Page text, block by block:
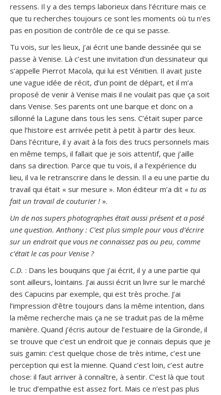
ressens. Il y a des temps laborieux dans l’écriture mais ce
que tu recherches toujours ce sont les moments où tu n’es
pas en position de contrôle de ce qui se passe.
Tu vois, sur les lieux, j’ai écrit une bande dessinée qui se
passe à Venise. Là c’est une invitation d’un dessinateur qui
s’appelle Pierrot Macola, qui lui est Vénitien. Il avait juste
une vague idée de récit, d’un point de départ, et il m’a
proposé de venir à Venise mais il ne voulait pas que ça soit
dans Venise. Ses parents ont une barque et donc on a
sillonné la Lagune dans tous les sens. C’était super parce
que l’histoire est arrivée petit à petit à partir des lieux.
Dans l’écriture, il y avait à la fois des trucs personnels mais
en même temps, il fallait que je sois attentif, que j’aille
dans sa direction. Parce que tu vois, il a l’expérience du
lieu, il va le retranscrire dans le dessin. Il a eu une partie du
travail qui était « sur mesure ». Mon éditeur m’a dit « tu as
fait un travail de couturier ! ».
Un de nos supers photographes était aussi présent et a posé
une question. Anthony : C’est plus simple pour vous d’écrire
sur un endroit que vous ne connaissez pas ou peu, comme
c’était le cas pour Venise ?
C.D. : Dans les bouquins que j’ai écrit, il y a une partie qui
sont ailleurs, lointains. J’ai aussi écrit un livre sur le marché
des Capucins par exemple, qui est très proche. J’ai
l’impression d’être toujours dans la même intention, dans
la même recherche mais ça ne se traduit pas de la même
manière. Quand j’écris autour de l’estuaire de la Gironde, il
se trouve que c’est un endroit que je connais depuis que je
suis gamin: c’est quelque chose de très intime, c’est une
perception qui est la mienne. Quand c’est loin, c’est autre
chose: il faut arriver à connaître, à sentir. C’est là que tout
le truc d’empathie est assez fort. Mais ce n’est pas plus